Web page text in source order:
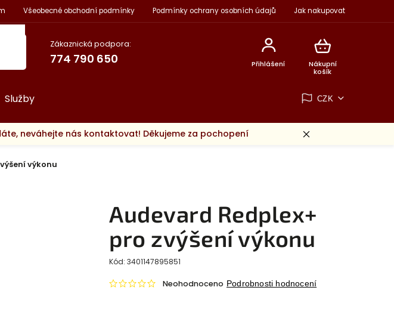
Všeobecné obchodní podmínky Podmínky ochrany osobních údajů Jak nakupovat
Zákaznická podpora:
774 790 650
Nákupní
košík
Přihlášení
CZK
Služby
neváhejte nás kontaktovat! Děkujeme za pochopení
výkonu
Audevard Redplex+
pro zvýšení výkonu
Kód: 3401147895851
Neohodnoceno Podrobnosti hodnocení